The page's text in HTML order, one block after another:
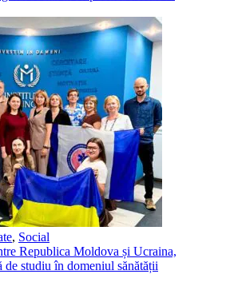
, Social
Republica Moldova și Ucraina,
studiu în domeniul sănătății